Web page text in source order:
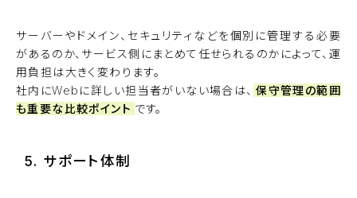
サーバーやドメイン、セキュリティなどを個別に管理する必要
があるのか、サービス側にまとめて任せられるのかによって、運
用負担は大きく変わります。
社内にWebに詳しい担当者がいない場合は、 保守管理の範囲
も重要な比較ポイント です。
5. サポート体制